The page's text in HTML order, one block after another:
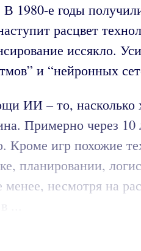
1980-е годы
расцвет
иссякло.
и “нейронных
ИИ – то,
Примерно через
игр похожие
планировании,
менее, несмотря на
...